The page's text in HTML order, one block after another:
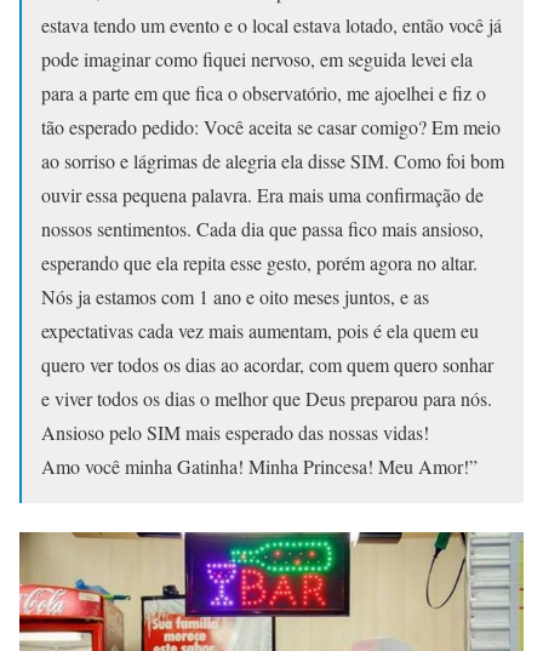
estava tendo um evento e o local estava lotado, então você já
pode imaginar como fiquei nervoso, em seguida levei ela
para a parte em que fica o observatório, me ajoelhei e fiz o
tão esperado pedido: Você aceita se casar comigo? Em meio
ao sorriso e lágrimas de alegria ela disse SIM. Como foi bom
ouvir essa pequena palavra. Era mais uma confirmação de
nossos sentimentos. Cada dia que passa fico mais ansioso,
esperando que ela repita esse gesto, porém agora no altar.
Nós ja estamos com 1 ano e oito meses juntos, e as
expectativas cada vez mais aumentam, pois é ela quem eu
quero ver todos os dias ao acordar, com quem quero sonhar
e viver todos os dias o melhor que Deus preparou para nós.
Ansioso pelo SIM mais esperado das nossas vidas!
Amo você minha Gatinha! Minha Princesa! Meu Amor!”